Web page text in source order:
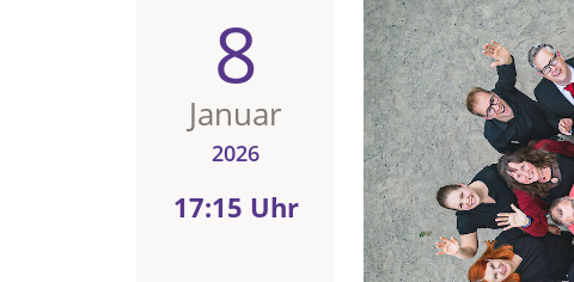
8
Januar
2026
17:15 Uhr